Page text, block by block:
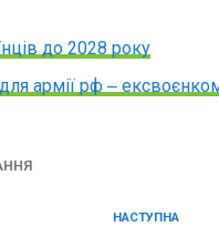
до 2028 року
армії рф ‒
НАСТУПНА